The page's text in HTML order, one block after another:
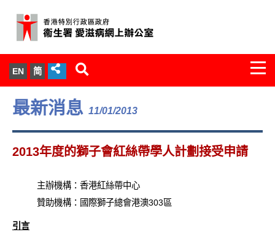
EN 简
關於我們
服務範圍
新聞發佈
最新消息 11/01/2013
2013年度的獅子會紅絲帶學人計劃接受申請
主辦機構：香港紅絲帶中心
贊助機構：國際獅子總會港澳303區
引言